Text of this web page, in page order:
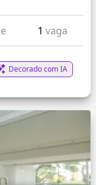
1 vaga
Decorado com IA